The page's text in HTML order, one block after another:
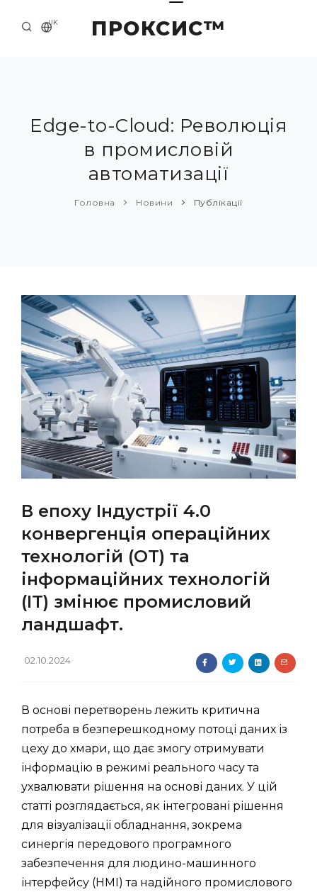
ПРОКСИС™
UK
ПРО НАС
ПРИКЛАДИ ТА РІШЕННЯ
КАТАЛОГ ПРОДУКЦІЇ
Edge-to-Cloud: Революція
в промисловій
автоматизації
Головна Новини Публікації
В епоху Індустрії 4.0
конвергенція операційних
технологій (OT) та
інформаційних технологій
(IT) змінює промисловий
ландшафт.
02.10.2024
В основі перетворень лежить критична
потреба в безперешкодному потоці даних із
цеху до хмари, що дає змогу отримувати
інформацію в режимі реального часу та
ухвалювати рішення на основі даних. У цій
статті розглядається, як інтегровані рішення
для візуалізації обладнання, зокрема
синергія передового програмного
забезпечення для людино-машинного
інтерфейсу (HMI) та надійного промислового